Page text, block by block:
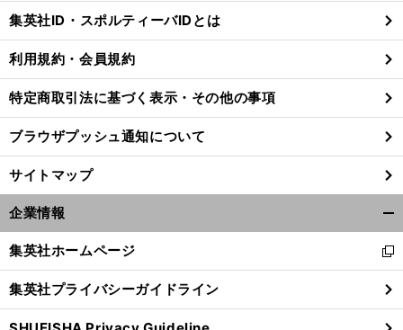
ルピ新体制で攻撃に苦しむガンバ
「
2陥落時のような不安が
る
集英社ID・スポルティーバIDとは
利用規約・会員規約
特定商取引法に基づく表示・その他の事項
ブラウザプッシュ通知について
サイトマップ
企業情報
閉
る
集英社ホームページ
新
し
い
ウ
集英社プライバシーガイドライン